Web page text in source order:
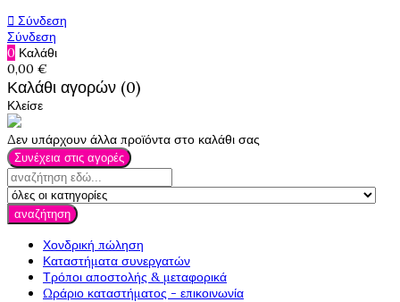
 Σύνδεση
Σύνδεση
0 Καλάθι
0,00 €
Καλάθι αγορών (0)
Κλείσε
Δεν υπάρχουν άλλα προϊόντα στο καλάθι σας
Συνέχεια στις αγορές
αναζήτηση
Χονδρική πώληση
Καταστήματα συνεργατών
Τρόποι αποστολής & μεταφορικά
Ωράριο καταστήματος - επικοινωνία